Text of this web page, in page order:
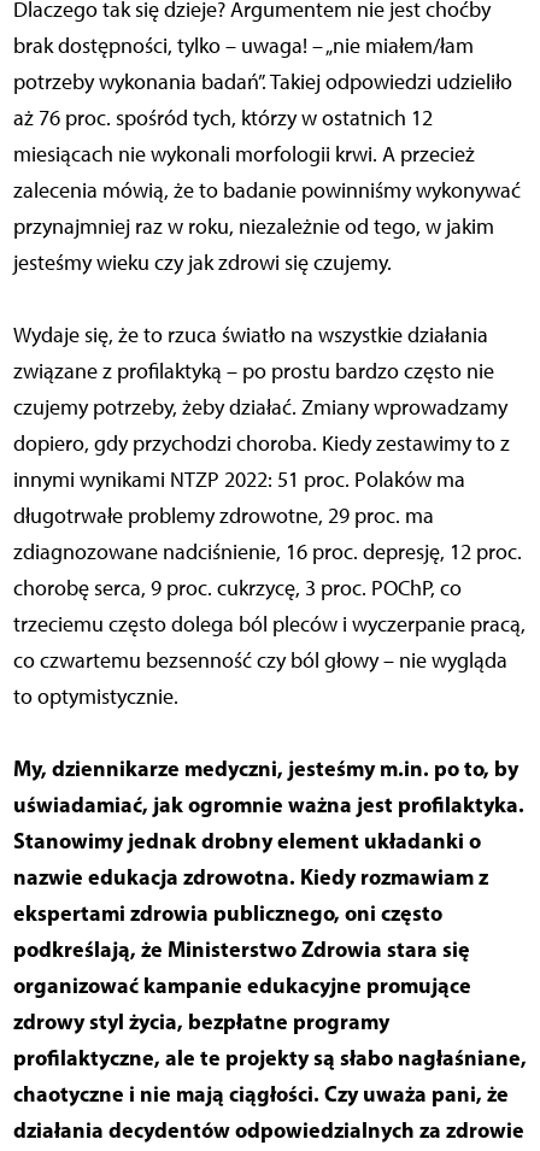
Dlaczego tak się dzieje? Argumentem nie jest choćby
brak dostępności, tylko – uwaga! – „nie miałem/łam
potrzeby wykonania badań”. Takiej odpowiedzi udzieliło
aż 76 proc. spośród tych, którzy w ostatnich 12
miesiącach nie wykonali morfologii krwi. A przecież
zalecenia mówią, że to badanie powinniśmy wykonywać
przynajmniej raz w roku, niezależnie od tego, w jakim
jesteśmy wieku czy jak zdrowi się czujemy.
Wydaje się, że to rzuca światło na wszystkie działania
związane z profilaktyką – po prostu bardzo często nie
czujemy potrzeby, żeby działać. Zmiany wprowadzamy
dopiero, gdy przychodzi choroba. Kiedy zestawimy to z
innymi wynikami NTZP 2022: 51 proc. Polaków ma
długotrwałe problemy zdrowotne, 29 proc. ma
zdiagnozowane nadciśnienie, 16 proc. depresję, 12 proc.
chorobę serca, 9 proc. cukrzycę, 3 proc. POChP, co
trzeciemu często dolega ból pleców i wyczerpanie pracą,
co czwartemu bezsenność czy ból głowy – nie wygląda
to optymistycznie.
My, dziennikarze medyczni, jesteśmy m.in. po to, by
uświadamiać, jak ogromnie ważna jest profilaktyka.
Stanowimy jednak drobny element układanki o
nazwie edukacja zdrowotna. Kiedy rozmawiam z
ekspertami zdrowia publicznego, oni często
podkreślają, że Ministerstwo Zdrowia stara się
organizować kampanie edukacyjne promujące
zdrowy styl życia, bezpłatne programy
profilaktyczne, ale te projekty są słabo nagłaśniane,
chaotyczne i nie mają ciągłości. Czy uważa pani, że
działania decydentów odpowiedzialnych za zdrowie